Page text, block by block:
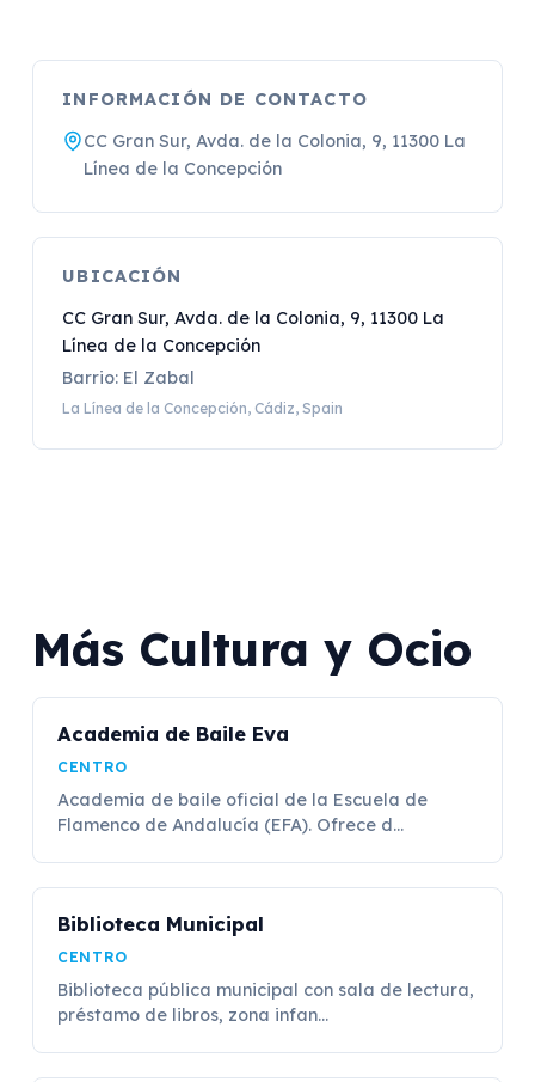
INFORMACIÓN DE CONTACTO
CC Gran Sur, Avda. de la Colonia, 9, 11300 La
Línea de la Concepción
UBICACIÓN
CC Gran Sur, Avda. de la Colonia, 9, 11300 La
Línea de la Concepción
Barrio: El Zabal
La Línea de la Concepción, Cádiz, Spain
Más Cultura y Ocio
Academia de Baile Eva
CENTRO
Academia de baile oficial de la Escuela de
Flamenco de Andalucía (EFA). Ofrece d...
Biblioteca Municipal
CENTRO
Biblioteca pública municipal con sala de lectura,
préstamo de libros, zona infan...